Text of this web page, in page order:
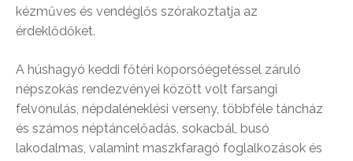
kézműves és vendéglős szórakoztatja az
érdeklődőket.
A húshagyó keddi főtéri koporsóégetéssel záruló
népszokás rendezvényei között volt farsangi
felvonulás, népdaléneklési verseny, többféle táncház
és számos néptáncelőadás, sokacbál, busó
lakodalmas, valamint maszkfaragó foglalkozások és